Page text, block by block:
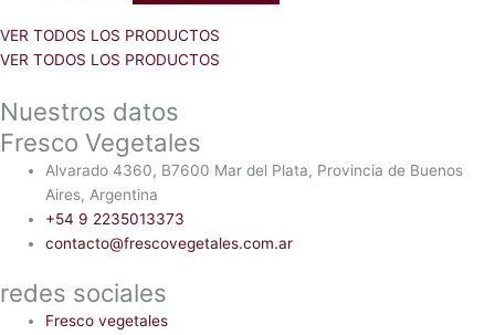
VER TODOS LOS PRODUCTOS
VER TODOS LOS PRODUCTOS
Nuestros datos
Fresco Vegetales
Alvarado 4360, B7600 Mar del Plata, Provincia de Buenos
Aires, Argentina
+54 9 2235013373
contacto@frescovegetales.com.ar
redes sociales
Fresco vegetales